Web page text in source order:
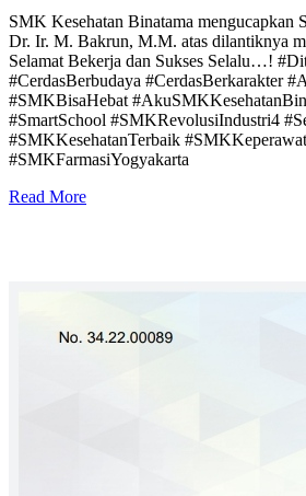
SMK Kesehatan Binatama mengucapkan
Dr. Ir. M. Bakrun, M.M. atas dilantiknya
Selamat Bekerja dan Sukses Selalu…!
#CerdasBerbudaya #CerdasBerkarakter
#SMKBisaHebat
#SmartSchool #SMKRevolusiIndustri4
#SMKKesehatanTerbaik
#SMKFarmasiYogyakarta
Read More